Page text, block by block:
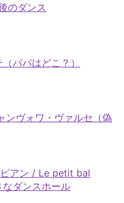
のダンス
パパはどこ？）
ヴォワ・ヴァルセ（偽
アン / Le petit bal
ダンスホール